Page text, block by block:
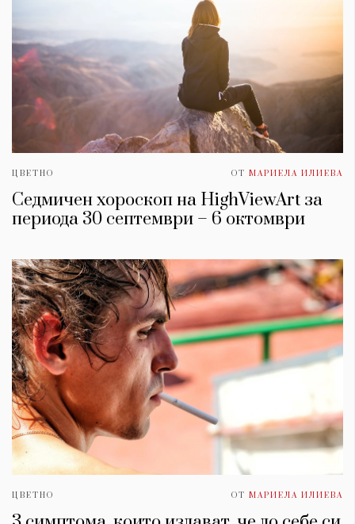
ЦВЕТНО ОТ МАРИЕЛА ИЛИЕВА
Седмичен хороскоп на HighViewArt за
периода 30 септември – 6 октомври
ЦВЕТНО ОТ МАРИЕЛА ИЛИЕВА